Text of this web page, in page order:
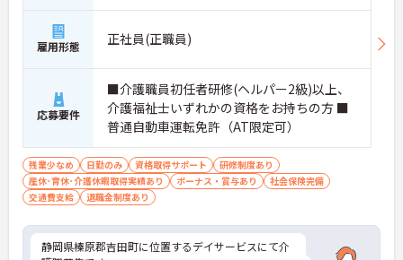
雇用形態 正社員(正職員)
応募要件
■介護職員初任者研修(ヘルパー2級)以上、
介護福祉士いずれかの資格をお持ちの方 ■
普通自動車運転免許（AT限定可）
残業少なめ 日勤のみ 資格取得サポート
研修制度あり
産休･育休･介護休暇取得実績あり
ボーナス・賞与あり
社会保険完備
交通費支給
退職金制度あり
静岡県榛原郡吉田町に位置するデイサービスにて介